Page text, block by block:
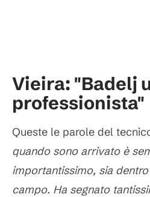
Vieira: "Badelj
professionista"
Queste le parole del
quando sono arrivato è
importantissimo, sia
campo. Ha segnato